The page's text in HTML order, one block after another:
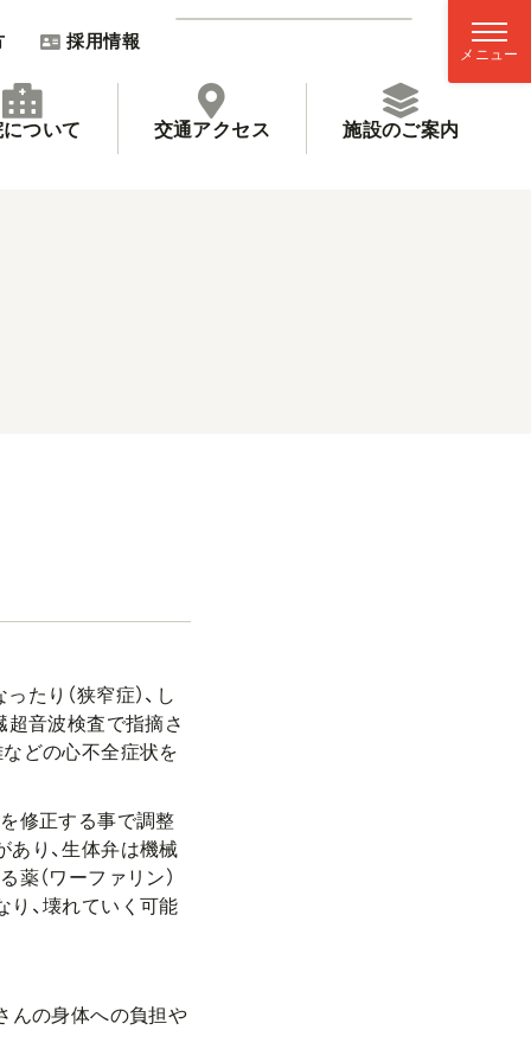
採用情報
ついて 交通アクセス 施設のご案内
り（狭窄症）、し
超音波検査で指摘さ
どの心不全症状を
修正する事で調整
り、生体弁は機械
（ワーファリン）
、壊れていく可能
んの身体への負担や